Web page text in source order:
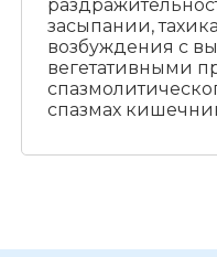
засыпании,
возбуждения с
вегетативными
спазмах